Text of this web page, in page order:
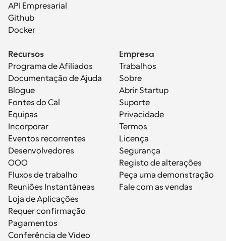
API Empresarial
Github
Docker
Recursos
Programa de Afiliados
Documentação de Ajuda
Blogue
Fontes do Cal
Equipas
Incorporar
Eventos recorrentes
Desenvolvedores
OOO
Fluxos de trabalho
Reuniões Instantâneas
Loja de Aplicações
Requer confirmação
Pagamentos
Conferência de Vídeo
Empresa
Trabalhos
Sobre
Abrir Startup
Suporte
Privacidade
Termos
Licença
Segurança
Registo de alterações
Peça uma demonstração
Fale com as vendas